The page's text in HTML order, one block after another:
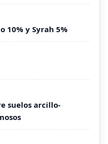
10% y Syrah 5%
suelos arcillo-